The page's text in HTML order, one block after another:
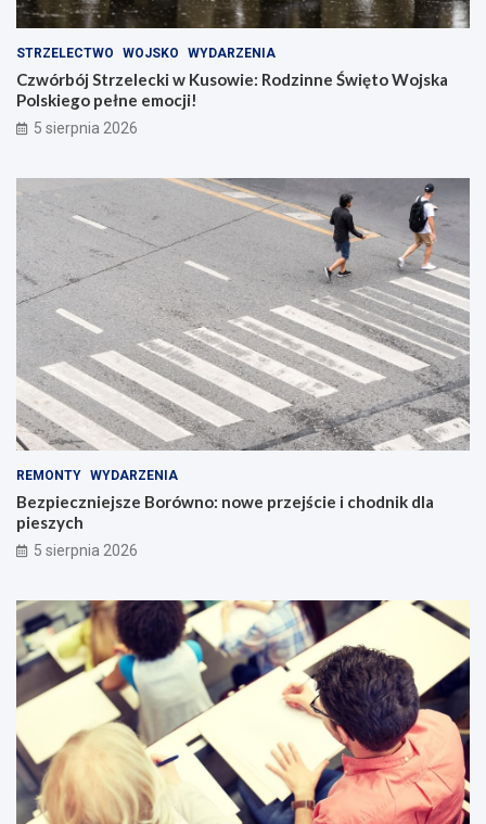
STRZELECTWO WOJSKO WYDARZENIA
Czwórbój Strzelecki w Kusowie: Rodzinne Święto Wojska
Polskiego pełne emocji!
5 sierpnia 2026
REMONTY WYDARZENIA
Bezpieczniejsze Borówno: nowe przejście i chodnik dla
pieszych
5 sierpnia 2026